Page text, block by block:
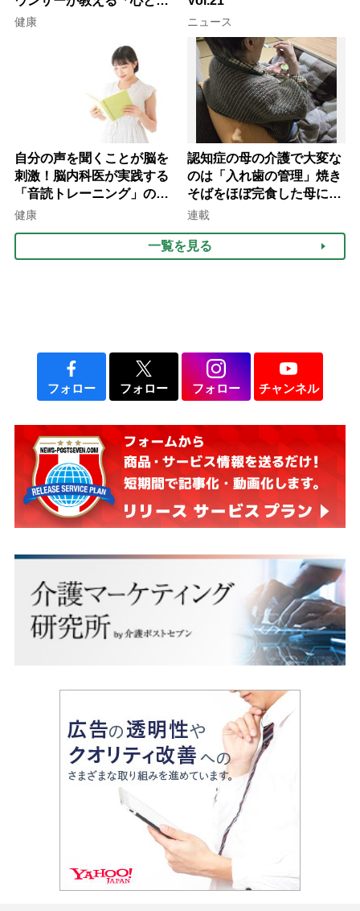
を元気にする音読の習慣」
健康 ニュース
自分の声を聞くことが脳を
刺激！脳内科医が実践する
「音読トレーニング」の極
意
健康
認知症の母の介護で大変な
のは「入れ歯の管理」焼き
そばをほぼ完食した母に息
子が血の気が引いた理由
連載
一覧を見る
フォロー フォロー フォロー チャンネル